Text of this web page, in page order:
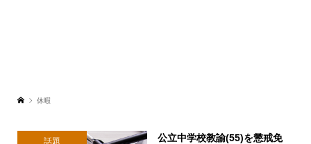
休暇
話題
公立中学校教諭(55)を懲戒免